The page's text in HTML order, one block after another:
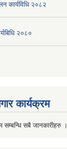
कार्यविधि २०८२
२०८०
कार्यक्रम
सम्बन्धि सबै जानकारीहरु ।